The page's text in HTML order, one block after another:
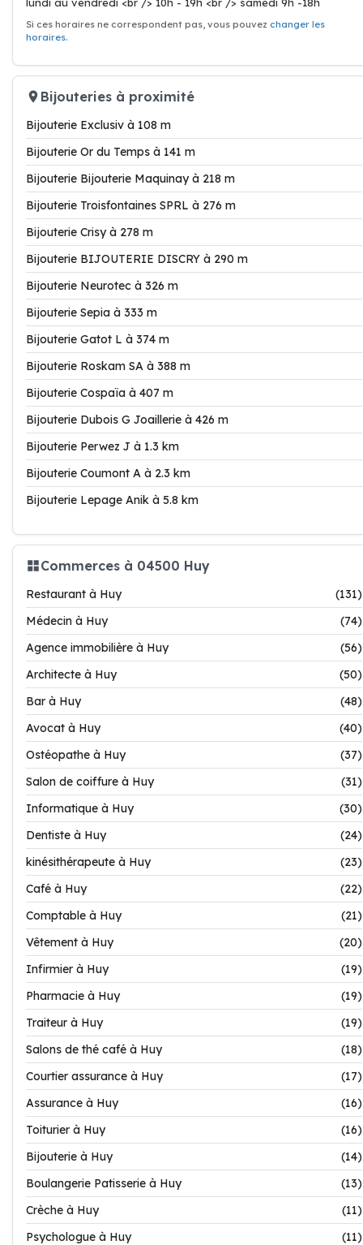
Si ces horaires ne correspondent pas, vous pouvez changer les
horaires.
Bijouteries à proximité
Bijouterie Exclusiv à 108 m
Bijouterie Or du Temps à 141 m
Bijouterie Bijouterie Maquinay à 218 m
Bijouterie Troisfontaines SPRL à 276 m
Bijouterie Crisy à 278 m
Bijouterie BIJOUTERIE DISCRY à 290 m
Bijouterie Neurotec à 326 m
Bijouterie Sepia à 333 m
Bijouterie Gatot L à 374 m
Bijouterie Roskam SA à 388 m
Bijouterie Cospaïa à 407 m
Bijouterie Dubois G Joaillerie à 426 m
Bijouterie Perwez J à 1.3 km
Bijouterie Coumont A à 2.3 km
Bijouterie Lepage Anik à 5.8 km
Commerces à 04500 Huy
Restaurant à Huy
(131)
Médecin à Huy
(74)
Agence immobilière à Huy
(56)
Architecte à Huy
(50)
Bar à Huy
(48)
Avocat à Huy
(40)
Ostéopathe à Huy
(37)
Salon de coiffure à Huy
(31)
Informatique à Huy
(30)
Dentiste à Huy
(24)
kinésithérapeute à Huy
(23)
Café à Huy
(22)
Comptable à Huy
(21)
Vêtement à Huy
(20)
Infirmier à Huy
(19)
Pharmacie à Huy
(19)
Traiteur à Huy
(19)
Salons de thé café à Huy
(18)
Courtier assurance à Huy
(17)
Assurance à Huy
(16)
Toiturier à Huy
(16)
Bijouterie à Huy
(14)
Boulangerie Patisserie à Huy
(13)
Crèche à Huy
(11)
Psychologue à Huy
(11)